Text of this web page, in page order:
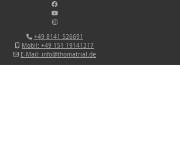
+49 8141 526691
Mobil: +49 151 19141317
E-Mail: info@thomatrial.de